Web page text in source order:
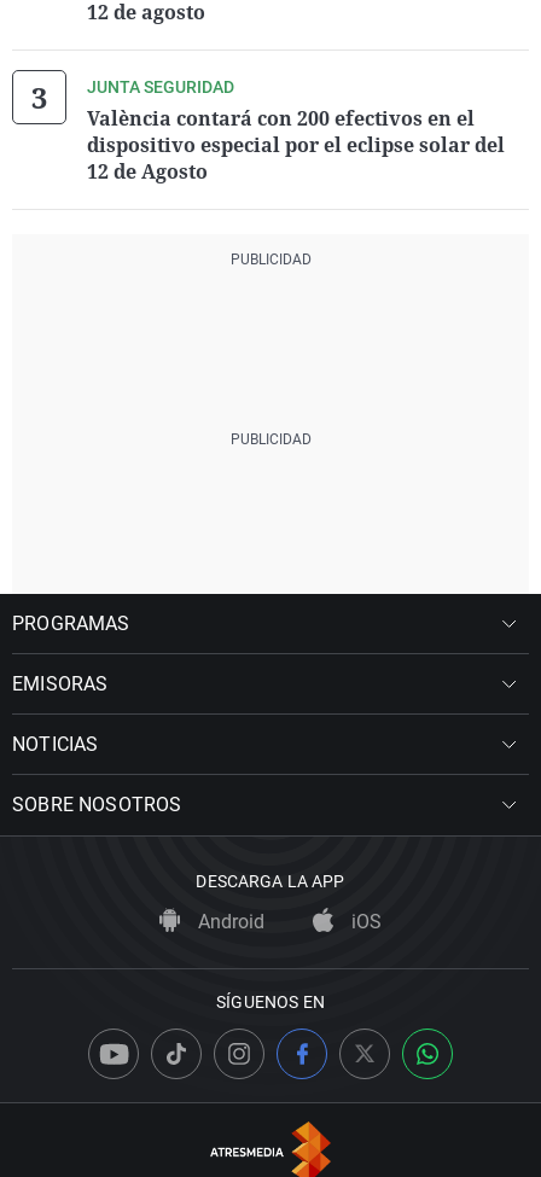
12 de agosto
JUNTA SEGURIDAD
València contará con 200 efectivos en el
dispositivo especial por el eclipse solar del
12 de Agosto
PROGRAMAS
EMISORAS
NOTICIAS
SOBRE NOSOTROS
DESCARGA LA APP
Android iOS
SÍGUENOS EN